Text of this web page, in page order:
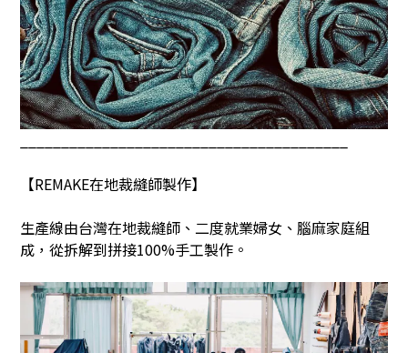
【REMAKE在地裁縫師製作】
生產線由台灣在地裁縫師、二度就業婦女、腦麻家庭組
成，從拆解到拼接100%手工製作。